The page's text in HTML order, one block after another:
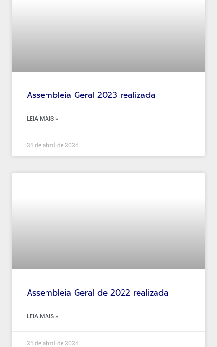
Assembleia Geral 2023 realizada
LEIA MAIS »
24 de abril de 2024
Assembleia Geral de 2022 realizada
LEIA MAIS »
24 de abril de 2024